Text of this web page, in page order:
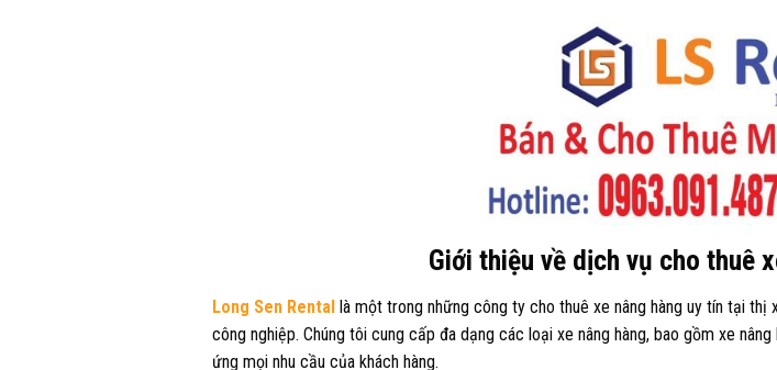
Giới thiệu về dịch vụ cho thuê
Long Sen Rental là một trong những công ty cho thuê xe nâng hàng uy tín tại thị
công nghiệp. Chúng tôi cung cấp đa dạng các loại xe nâng hàng, bao gồm xe
ứng mọi nhu cầu của khách hàng.